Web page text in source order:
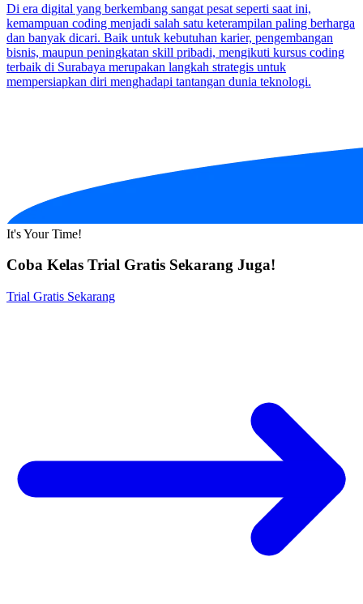
Di era digital yang berkembang sangat pesat seperti saat ini,
kemampuan coding menjadi salah satu keterampilan paling berharga
dan banyak dicari. Baik untuk kebutuhan karier, pengembangan
bisnis, maupun peningkatan skill pribadi, mengikuti kursus coding
terbaik di Surabaya merupakan langkah strategis untuk
mempersiapkan diri menghadapi tantangan dunia teknologi.
It's Your Time!
Coba Kelas Trial Gratis Sekarang Juga!
Trial Gratis Sekarang